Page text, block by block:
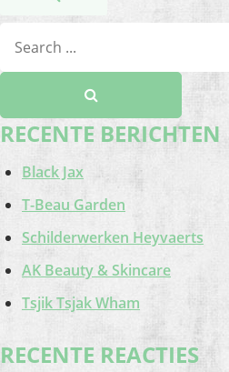
RECENTE BERICHTEN
Black Jax
T-Beau Garden
Schilderwerken Heyvaerts
AK Beauty & Skincare
Tsjik Tsjak Wham
RECENTE REACTIES